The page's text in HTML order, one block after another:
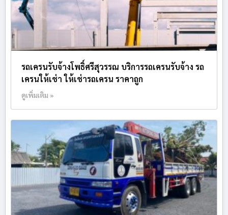
รถเครนรับจ้างโพธิ์ศรีสุวรรณ บริการรถเครนรับจ้าง รถ
เครนให้เช่า ให้เช่ารถเครน ราคาถูก
ดูเพิ่มเติม »